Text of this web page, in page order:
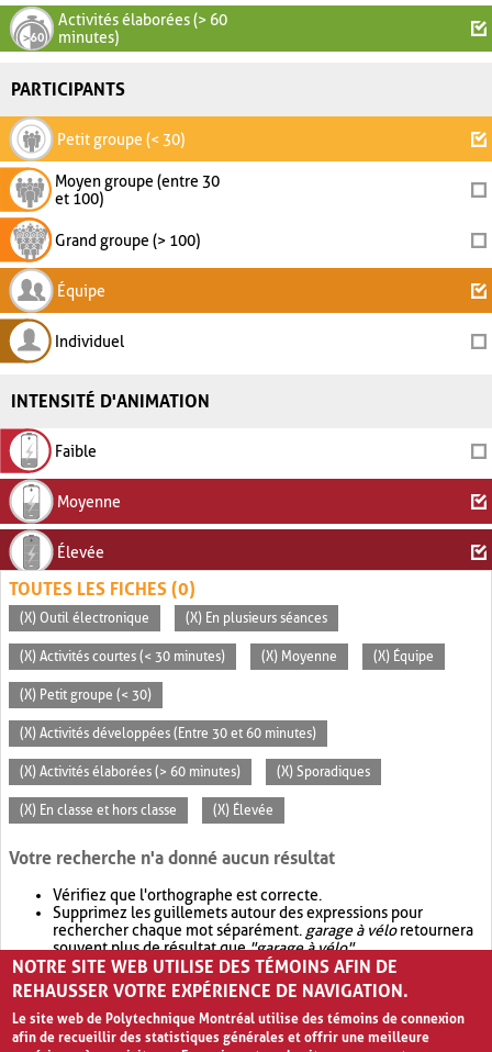
Activités élaborées (> 60
minutes)
PARTICIPANTS
Petit groupe (< 30)
Moyen groupe (entre 30
et 100)
Grand groupe (> 100)
Équipe
Individuel
INTENSITÉ D'ANIMATION
Faible
Moyenne
Élevée
TOUTES LES FICHES (0)
(X) Outil électronique (X) En plusieurs séances
(X) Activités courtes (< 30 minutes) (X) Moyenne (X) Équipe
(X) Petit groupe (< 30)
(X) Activités développées (Entre 30 et 60 minutes)
(X) Activités élaborées (> 60 minutes) (X) Sporadiques
(X) En classe et hors classe (X) Élevée
Votre recherche n'a donné aucun résultat
Vérifiez que l'orthographe est correcte.
Supprimez les guillemets autour des expressions pour
rechercher chaque mot séparément. garage à véloretournera
souvent plus de résultat que"garage à vélo".
Envisagez d'élargir votre recherche avec OR.garage OR vélo
retournera souvent plus de résultat quegarage à vélo
NOTRE SITE WEB UTILISE DES TÉMOINS AFIN DE
REHAUSSER VOTRE EXPÉRIENCE DE NAVIGATION.
Le site web de Polytechnique Montréal utilise des témoins de connexion
afin de recueillir des statistiques générales et offrir une meilleure